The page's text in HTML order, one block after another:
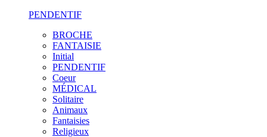
PENDENTIF
BROCHE
FANTAISIE
Initial
PENDENTIF
Coeur
MÉDICAL
Solitaire
Animaux
Fantaisies
Religieux